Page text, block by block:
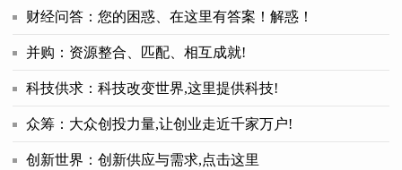
财经问答：您的困惑、在这里有答案！解惑！
并购：资源整合、匹配、相互成就!
科技供求：科技改变世界,这里提供科技!
众筹：大众创投力量,让创业走近千家万户!
创新世界：创新供应与需求,点击这里